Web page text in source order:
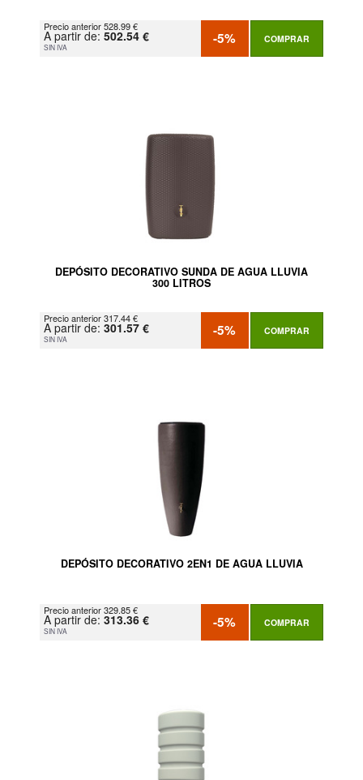
Precio anterior 528.99 €
A partir de: 502.54 €
SIN IVA -5% COMPRAR
DEPÓSITO DECORATIVO SUNDA DE AGUA LLUVIA
300 LITROS
Precio anterior 317.44 €
A partir de: 301.57 €
SIN IVA -5% COMPRAR
DEPÓSITO DECORATIVO 2EN1 DE AGUA LLUVIA
Precio anterior 329.85 €
A partir de: 313.36 €
SIN IVA -5% COMPRAR